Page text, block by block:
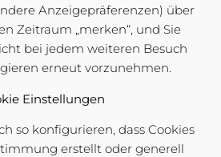
Anzeigepräferenzen) über
Zeitraum „merken“, und Sie
bei jedem weiteren Besuch
erneut vorzunehmen.
Einstellungen
so konfigurieren, dass Cookies
erstellt oder generell